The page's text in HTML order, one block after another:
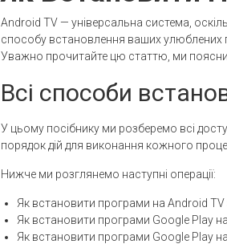
Android TV — універсальна система,
способу встановлення ваших улюблених
Уважно прочитайте цю статтю, ми
Всі способи
У цьому посібнику ми розберемо всі
порядок дій для виконання кожного
Нижче ми розглянемо наступні операції:
Як встановити програми на Android TV
Як встановити програми Google Play на
Як встановити програми Google Play